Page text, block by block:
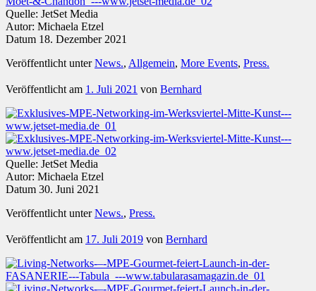
Quelle: JetSet Media
Autor: Michaela Etzel
Datum 18. Dezember 2021
Veröffentlicht unter News., Allgemein, More Events, Press.
Veröffentlicht am 1. Juli 2021 von Bernhard
Quelle: JetSet Media
Autor: Michaela Etzel
Datum 30. Juni 2021
Veröffentlicht unter News., Press.
Veröffentlicht am 17. Juli 2019 von Bernhard